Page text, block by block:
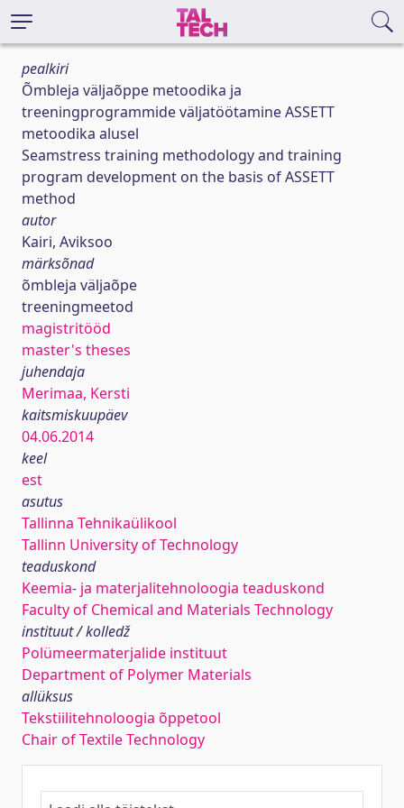
pealkiri
Õmbleja väljaõppe metoodika ja
treeningprogrammide väljatöötamine ASSETT
metoodika alusel
Seamstress training methodology and training
program development on the basis of ASSETT
method
autor
Kairi, Aviksoo
märksõnad
õmbleja väljaõpe
treeningmeetod
magistritööd
master's theses
juhendaja
Merimaa, Kersti
kaitsmiskuupäev
04.06.2014
keel
est
asutus
Tallinna Tehnikaülikool
Tallinn University of Technology
teaduskond
Keemia- ja materjalitehnoloogia teaduskond
Faculty of Chemical and Materials Technology
instituut / kolledž
Polümeermaterjalide instituut
Department of Polymer Materials
allüksus
Tekstiilitehnoloogia õppetool
Chair of Textile Technology